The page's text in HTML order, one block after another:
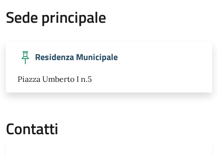
Sede principale
Residenza Municipale
Piazza Umberto I n.5
Contatti